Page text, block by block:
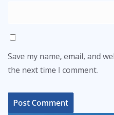
Save my name, email, and
the next time I comment.